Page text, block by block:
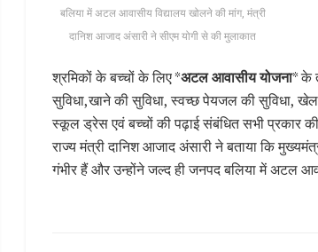
बलिया में अटल आवासीय विद्यालय खोलने की मांग, मंत्री
दानिश आजाद अंसारी ने सीएम योगी से की मुलाकात
श्रमिकों के बच्चों के लिए *अटल आवासीय योजना* के
सुविधा,खाने की सुविधा, स्वच्छ पेयजल की सुविधा,
स्कूल ड्रेस एवं बच्चों की पढ़ाई संबंधित सभी प्रकार की
राज्य मंत्री दानिश आजाद अंसारी ने बताया कि
गंभीर हैं और उन्होंने जल्द ही जनपद बलिया में अटल